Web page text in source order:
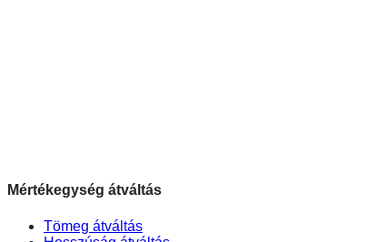
Mértékegység átváltás
Tömeg átváltás